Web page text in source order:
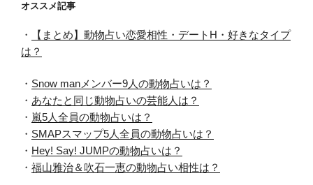
オススメ記事
・
【まとめ】動物占い恋愛相性・デートH・好きなタイプ
は？
・ Snow manメンバー9人の動物占いは？
・ あなたと同じ動物占いの芸能人は？
・ 嵐5人全員の動物占いは？
・ SMAPスマップ5人全員の動物占いは？
・ Hey! Say! JUMPの動物占いは？
・ 福山雅治＆吹石一恵の動物占い相性は？